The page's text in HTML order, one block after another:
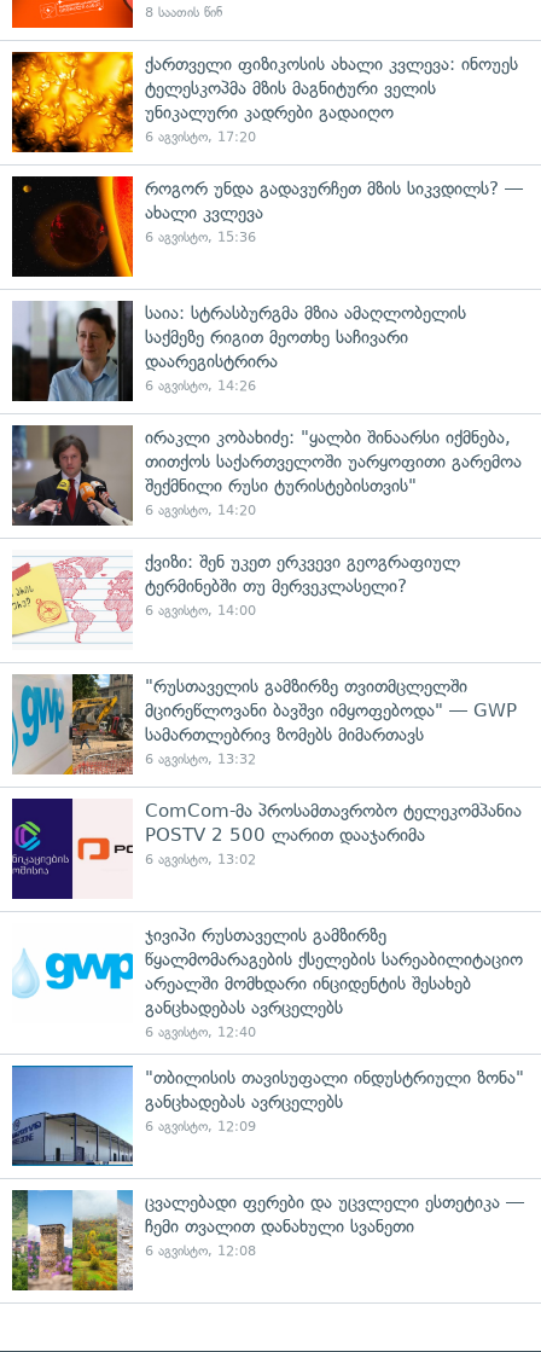
8 საათის წინ
ქართველი ფიზიკოსის ახალი კვლევა: ინოუეს
ტელესკოპმა მზის მაგნიტური ველის
უნიკალური კადრები გადაიღო
6 აგვისტო, 17:20
როგორ უნდა გადავურჩეთ მზის სიკვდილს? —
ახალი კვლევა
6 აგვისტო, 15:36
საია: სტრასბურგმა მზია ამაღლობელის
საქმეზე რიგით მეოთხე საჩივარი
დაარეგისტრირა
6 აგვისტო, 14:26
ირაკლი კობახიძე: "ყალბი შინაარსი იქმნება,
თითქოს საქართველოში უარყოფითი გარემოა
შექმნილი რუსი ტურისტებისთვის"
6 აგვისტო, 14:20
ქვიზი: შენ უკეთ ერკვევი გეოგრაფიულ
ტერმინებში თუ მერვეკლასელი?
6 აგვისტო, 14:00
"რუსთაველის გამზირზე თვითმცლელში
მცირეწლოვანი ბავშვი იმყოფებოდა" — GWP
სამართლებრივ ზომებს მიმართავს
6 აგვისტო, 13:32
ComCom-მა პროსამთავრობო ტელეკომპანია
POSTV 2 500 ლარით დააჯარიმა
6 აგვისტო, 13:02
ჯივიპი რუსთაველის გამზირზე
წყალმომარაგების ქსელების სარეაბილიტაციო
არეალში მომხდარი ინციდენტის შესახებ
განცხადებას ავრცელებს
6 აგვისტო, 12:40
"თბილისის თავისუფალი ინდუსტრიული ზონა"
განცხადებას ავრცელებს
6 აგვისტო, 12:09
ცვალებადი ფერები და უცვლელი ესთეტიკა —
ჩემი თვალით დანახული სვანეთი
6 აგვისტო, 12:08